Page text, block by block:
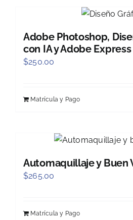
Adobe Photoshop,
con IA y Adobe Express
$250.00
Matrícula y Pago
Automaquillaje y Buen
$265.00
Matrícula y Pago